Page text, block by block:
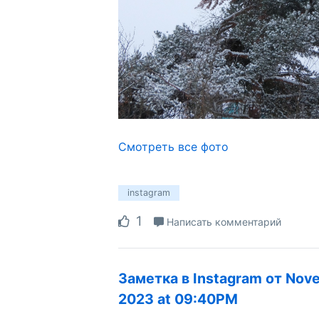
Смотреть все фото
instagram
1 Написать комментарий
Заметка в Instagram от
2023 at 09:40PM